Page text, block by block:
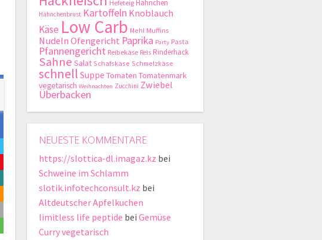
Hefeteig Hähnchen
Hähnchenbrust Kartoffeln Knoblauch
Käse Low Carb Mehl Muffins
NudelnOfengericht Paprika Party Pasta
Pfannengericht Reibekäse Reis Rinderhack
Sahne Salat Schafskäse Schmelzkäse
schnell Suppe Tomaten Tomatenmark
vegetarisch Weihnachten Zucchini Zwiebel
Überbacken
NEUESTE KOMMENTARE
https://slottica-dl.imagaz.kz bei
Schweine im Schlamm
slotik.infotechconsult.kz bei
Altdeutscher Apfelkuchen
limitless life peptide bei Gemüse
Curry vegetarisch